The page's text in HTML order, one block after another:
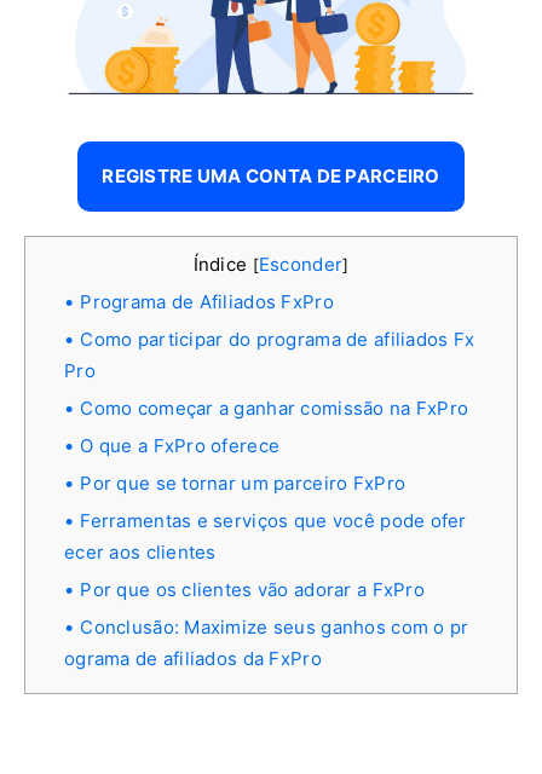
REGISTRE UMA CONTA DE PARCEIRO
Índice [Esconder]
Programa de Afiliados FxPro
Como participar do programa de afiliados Fx
Pro
Como começar a ganhar comissão na FxPro
O que a FxPro oferece
Por que se tornar um parceiro FxPro
Ferramentas e serviços que você pode ofer
ecer aos clientes
Por que os clientes vão adorar a FxPro
Conclusão: Maximize seus ganhos com o pr
ograma de afiliados da FxPro